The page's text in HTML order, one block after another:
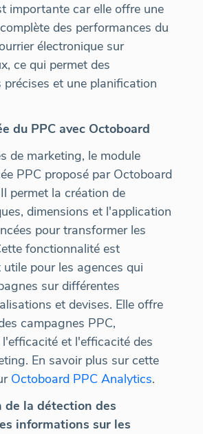
importante car elle offre une
des performances du
électronique sur
ce qui permet des
et une planification
du PPC avec Octoboard
de marketing, le module
PPC proposé par Octoboard
permet la création de
dimensions et l'application
pour transformer les
fonctionnalité est
pour les agences qui
sur différentes
et devises. Elle offre
campagnes PPC,
et l'efficacité des
En savoir plus sur cette
Octoboard PPC Analytics.
la détection des
informations sur les